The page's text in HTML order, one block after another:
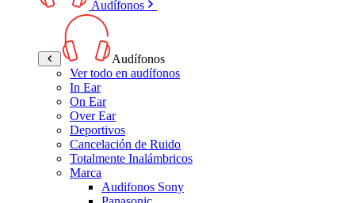
Audífonos
Audífonos
Ver todo en audífonos
In Ear
On Ear
Over Ear
Deportivos
Cancelación de Ruido
Totalmente Inalámbricos
Marca
Audifonos Sony